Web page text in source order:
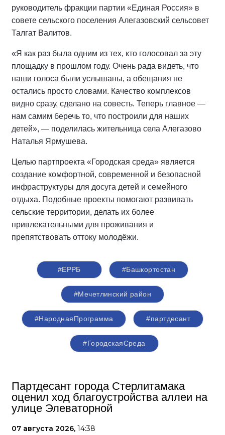
руководитель фракции партии «Единая Россия» в
совете сельского поселения Алегазовский сельсовет
Талгат Валитов.
«Я как раз была одним из тех, кто голосовал за эту
площадку в прошлом году. Очень рада видеть, что
наши голоса были услышаны, а обещания не
остались просто словами. Качество комплексов
видно сразу, сделано на совесть. Теперь главное —
нам самим беречь то, что построили для наших
детей», — поделилась жительница села Алегазово
Наталья Ярмушева.
Целью партпроекта «Городская среда» является
создание комфортной, современной и безопасной
инфраструктуры для досуга детей и семейного
отдыха. Подобные проекты помогают развивать
сельские территории, делать их более
привлекательными для проживания и
препятствовать оттоку молодёжи.
#ЕРРБ #Башкортостан
#Мечетлинский район
#НароднаяПрограмма #партдесант
#ГородскаяСреда
Партдесант города Стерлитамака
оценил ход благоустройства аллеи на
улице Элеваторной
07 августа 2026, 14:38